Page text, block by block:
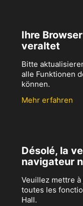
Ihre
veraltet
Bitte
alle Funktionen
können.
Mehr erfahren
Désolé, la
navigateur
Veuillez mettre
toutes les
Hall.